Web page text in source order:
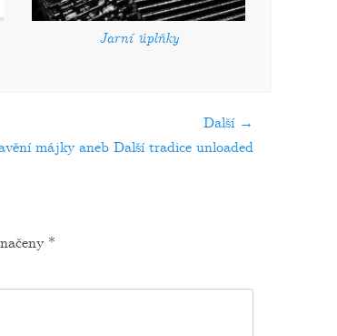
Jarní úplňky
Další →
májky aneb Další tradice unloaded
*